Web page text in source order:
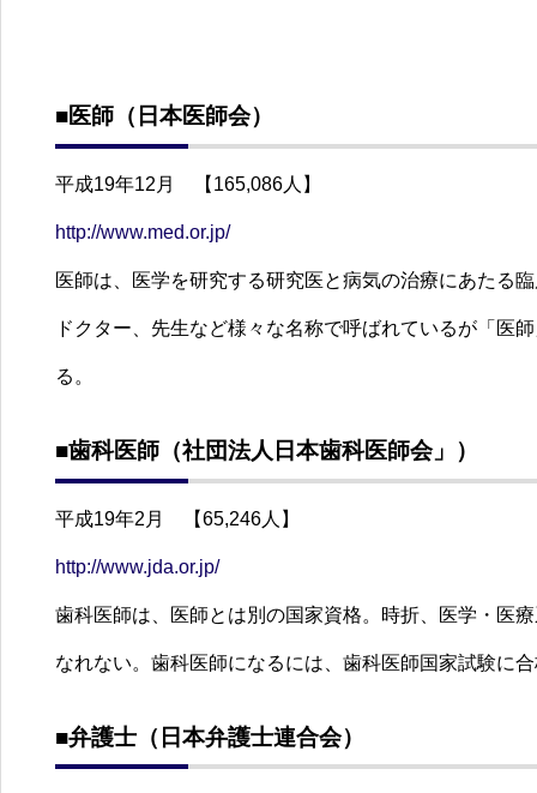
■医師（日本医師会）
平成19年12月 【165,086人】
http://www.med.or.jp/
医師は、医学を研究する研究医と病気の治療にあたる
ドクター、先生など様々な名称で呼ばれているが「医
る。
■歯科医師（社団法人日本歯科医師会」）
平成19年2月 【65,246人】
http://www.jda.or.jp/
歯科医師は、医師とは別の国家資格。時折、医学・医
なれない。歯科医師になるには、歯科医師国家試験に
■弁護士（日本弁護士連合会）